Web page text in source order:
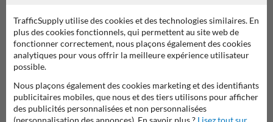
Parkings et aménagements des routes
Poser votre question à ProtectionIndustrielle.be
Nom*
TrafficSupply utilise des cookies et des technologies similaires. En
plus des cookies fonctionnels, qui permettent au site web de
fonctionner correctement, nous plaçons également des cookies
analytiques pour vous offrir la meilleure expérience utilisateur
possible.
Nous plaçons également des cookies marketing et des identifiants
publicitaires mobiles, que nous et des tiers utilisons pour afficher
des publicités personnalisées et non personnalisées
(personnalisation des annonces). En savoir plus ? Lisez tout sur